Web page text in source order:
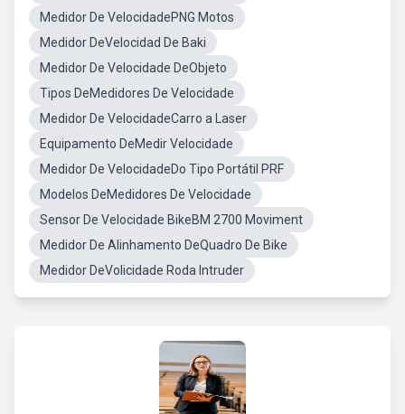
Medidor De VelocidadePNG Motos
Medidor DeVelocidad De Baki
Medidor De Velocidade DeObjeto
Tipos DeMedidores De Velocidade
Medidor De VelocidadeCarro a Laser
Equipamento DeMedir Velocidade
Medidor De VelocidadeDo Tipo Portátil PRF
Modelos DeMedidores De Velocidade
Sensor De Velocidade BikeBM 2700 Moviment
Medidor De Alinhamento DeQuadro De Bike
Medidor DeVolicidade Roda Intruder